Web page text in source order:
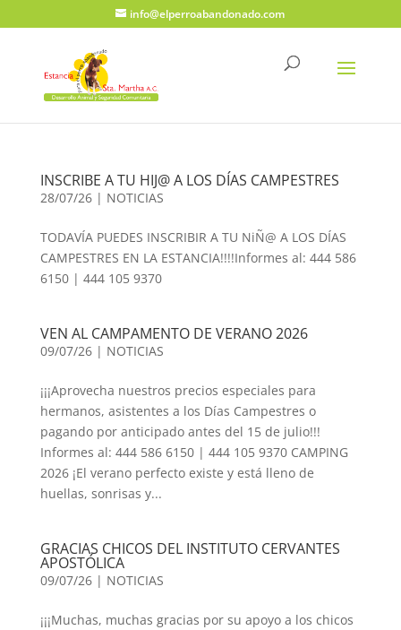
info@elperroabandonado.com
INSCRIBE A TU HIJ@ A LOS DÍAS CAMPESTRES
28/07/26| NOTICIAS
TODAVÍA PUEDES INSCRIBIR A TU NiÑ@ A LOS DÍAS
CAMPESTRES EN LA ESTANCIA!!!!Informes al: 444 586
6150 | 444 105 9370
VEN AL CAMPAMENTO DE VERANO 2026
09/07/26| NOTICIAS
¡¡¡Aprovecha nuestros precios especiales para
hermanos, asistentes a los Días Campestres o
pagando por anticipado antes del 15 de julio!!! ​
Informes al: 444 586 6150 | 444 105 9370 CAMPING
2026 ¡El verano perfecto existe y está lleno de
huellas, sonrisas y...
GRACIAS CHICOS DEL INSTITUTO CERVANTES
APOSTÓLICA
09/07/26| NOTICIAS
¡¡¡Muchas, muchas gracias por su apoyo a los chicos